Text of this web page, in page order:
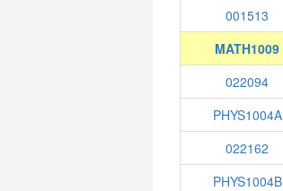
001513
MATH1009
022094
PHYS1004A
022162
PHYS1004B